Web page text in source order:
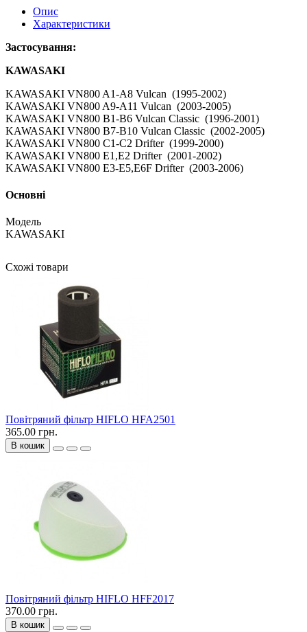
Опис
Характеристики
Застосування:
KAWASAKI
KAWASAKI VN800 A1-A8 Vulcan (1995-2002)
KAWASAKI VN800 A9-A11 Vulcan (2003-2005)
KAWASAKI VN800 B1-B6 Vulcan Classic (1996-2001)
KAWASAKI VN800 B7-B10 Vulcan Classic (2002-2005)
KAWASAKI VN800 C1-C2 Drifter (1999-2000)
KAWASAKI VN800 E1,E2 Drifter (2001-2002)
KAWASAKI VN800 E3-E5,E6F Drifter (2003-2006)
Основні
Модель
KAWASAKI
Схожі товари
Повітряний фільтр HIFLO HFA2501
365.00 грн.
В кошик
Повітряний фільтр HIFLO HFF2017
370.00 грн.
В кошик